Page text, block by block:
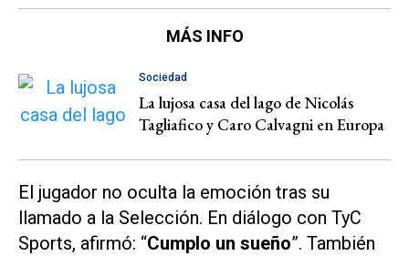
MÁS INFO
Sociedad
La lujosa casa del lago de Nicolás
Tagliafico y Caro Calvagni en Europa
El jugador no oculta la emoción tras su
llamado a la Selección. En diálogo con TyC
Sports, afirmó: “Cumplo un sueño”. También